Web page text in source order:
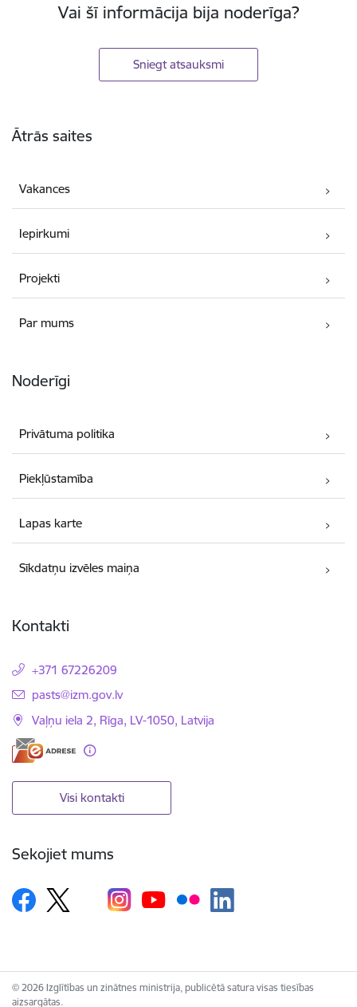
Vai šī informācija bija noderīga?
Sniegt atsauksmi
Ātrās saites
Vakances
Iepirkumi
Projekti
Par mums
Noderīgi
Privātuma politika
Piekļūstamība
Lapas karte
Sīkdatņu izvēles maiņa
Kontakti
+371 67226209
E-pasts:
pasts@izm.gov.lv
Vaļņu iela 2, Rīga, LV-1050, Latvija
Visi kontakti
Sekojiet mums
© 2026 Izglītības un zinātnes ministrija, publicētā satura visas tiesības
aizsargātas.